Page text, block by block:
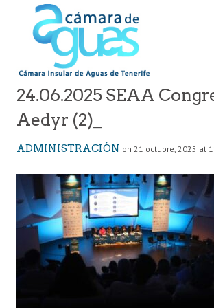
24.06.2025 SEAA
Aedyr (2)_
ADMINISTRACIÓN on 21 octubre, 2025 at